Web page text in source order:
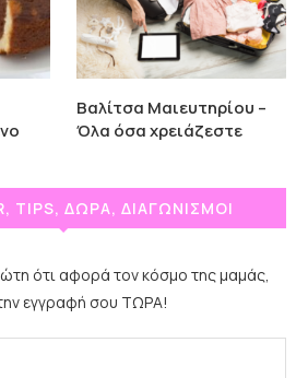
Βαλίτσα Μαιευτηρίου –
Όλα όσα χρειάζεστε
TIPS, ΔΩΡΑ, ΔΙΑΓΩΝΙΣΜΟΙ
ότι αφορά τον κόσμο της μαμάς,
εγγραφή σου ΤΩΡΑ!